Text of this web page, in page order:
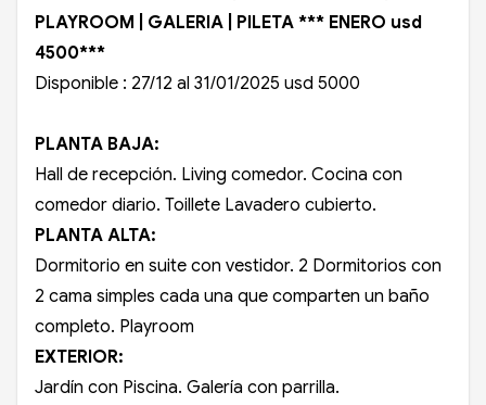
PLAYROOM | GALERIA | PILETA *** ENERO usd
4500***
Disponible : 27/12 al 31/01/2025 usd 5000
PLANTA BAJA:
Hall de recepción. Living comedor. Cocina con
comedor diario. Toillete Lavadero cubierto.
PLANTA ALTA:
Dormitorio en suite con vestidor. 2 Dormitorios con
2 cama simples cada una que comparten un baño
completo. Playroom
EXTERIOR:
Jardín con Piscina. Galería con parrilla.